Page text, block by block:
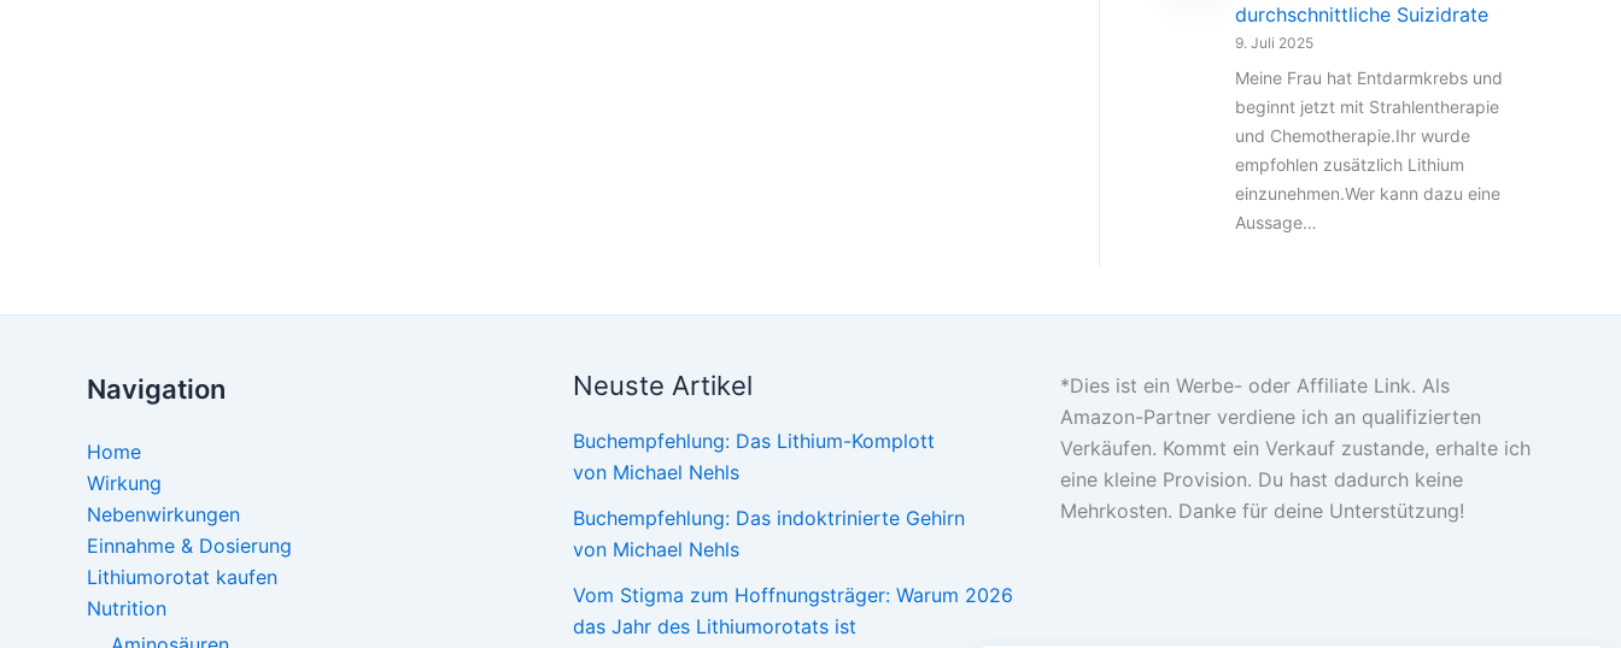
durchschnittliche Suizidrate
9. Juli 2025
Meine Frau hat Entdarmkrebs und
beginnt jetzt mit Strahlentherapie
und Chemotherapie.Ihr wurde
empfohlen zusätzlich Lithium
einzunehmen.Wer kann dazu eine
Aussage…
Navigation
Home
Wirkung
Nebenwirkungen
Einnahme & Dosierung
Lithiumorotat kaufen
Nutrition
Neuste Artikel
Buchempfehlung: Das Lithium-Komplott
von Michael Nehls
Buchempfehlung: Das indoktrinierte Gehirn
von Michael Nehls
Vom Stigma zum Hoffnungsträger: Warum 2026
das Jahr des Lithiumorotats ist
*Dies ist ein Werbe- oder Affiliate Link. Als
Amazon-Partner verdiene ich an qualifizierten
Verkäufen. Kommt ein Verkauf zustande, erhalte ich
eine kleine Provision. Du hast dadurch keine
Mehrkosten. Danke für deine Unterstützung!